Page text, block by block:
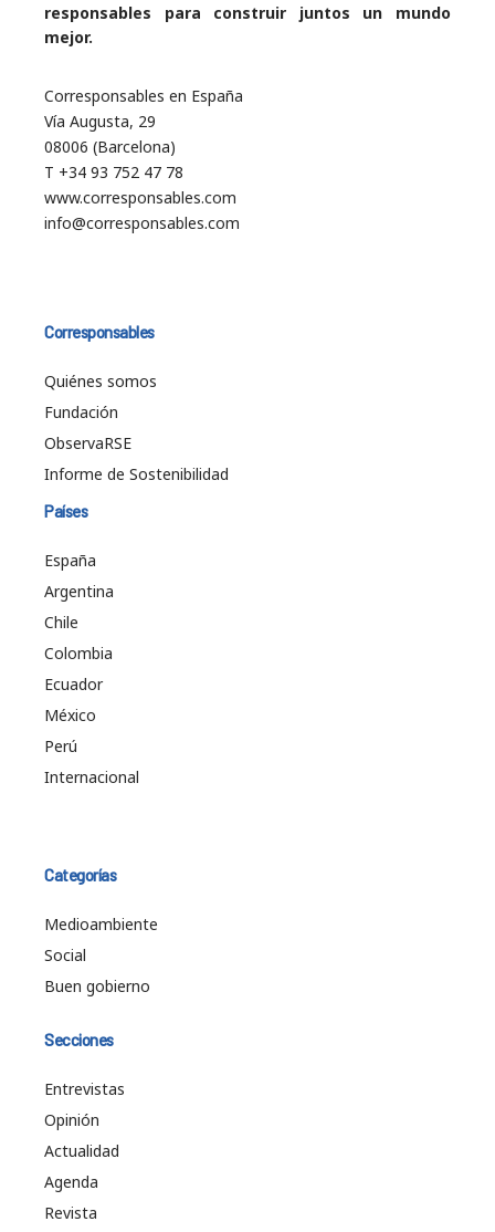
responsables para construir juntos un mundo
mejor.
Corresponsables en España
Vía Augusta, 29
08006 (Barcelona)
T +34 93 752 47 78
www.corresponsables.com
info@corresponsables.com
Corresponsables
Quiénes somos
Fundación
ObservaRSE
Informe de Sostenibilidad
Países
España
Argentina
Chile
Colombia
Ecuador
México
Perú
Internacional
Categorías
Medioambiente
Social
Buen gobierno
Secciones
Entrevistas
Opinión
Actualidad
Agenda
Revista